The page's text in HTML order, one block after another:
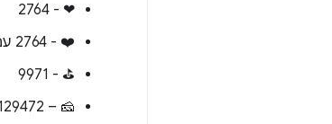
❤ - 2764
❤️ - 2764 עם מגביל מוסתר מספר 65039
⛳ - 9971
🧀 – 129472